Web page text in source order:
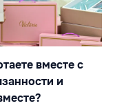
вместе с
и